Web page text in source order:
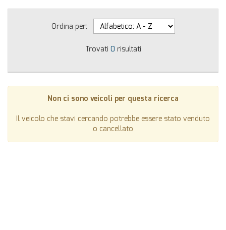
Ordina per:
Trovati 0 risultati
Non ci sono veicoli per questa ricerca
Il veicolo che stavi cercando potrebbe essere stato venduto
o cancellato